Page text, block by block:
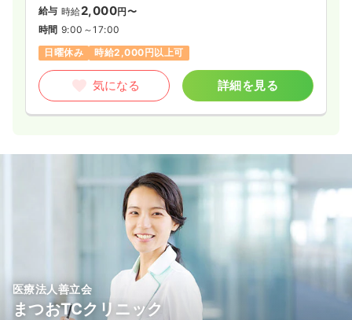
給与 時給2,000円〜
時間 9:00～17:00
日曜休み
時給2,000円以上可
気になる 詳細を見る
医療法人善立会
まつおTCクリニック